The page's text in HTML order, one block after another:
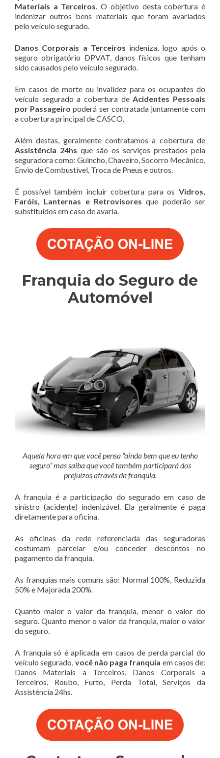
Materiais a Terceiros . O objetivo desta cobertura é
indenizar outros bens materiais que foram avariados
pelo veículo segurado.
Danos Corporais a Terceiros indeniza, logo após o
seguro obrigatório DPVAT, danos físicos que tenham
sido causados pelo veículo segurado.
Em casos de morte ou invalidez para os ocupantes do
veículo segurado a cobertura de Acidentes Pessoais
por Passageiro poderá ser contratada juntamente com
a cobertura principal de CASCO.
Além destas, geralmente contratamos a cobertura de
Assistência 24hs que são os serviços prestados pela
seguradora como: Guincho, Chaveiro, Socorro Mecânico,
Envio de Combustível, Troca de Pneus e outros.
É possível também incluir cobertura para os Vidros,
Faróis, Lanternas e Retrovisores que poderão ser
substituídos em caso de avaria.
Franquia do Seguro de
Automóvel
Aquela hora em que você pensa “ainda bem que eu tenho
seguro” mas saiba que você também participará dos
prejuízos através da franquia.
A franquia é a participação do segurado em caso de
sinistro (acidente) indenizável. Ela geralmente é paga
diretamente para oficina.
As oficinas da rede referenciada das seguradoras
costumam parcelar e/ou conceder descontos no
pagamento da franquia.
As franquias mais comuns são: Normal 100%, Reduzida
50% e Majorada 200%.
Quanto maior o valor da franquia, menor o valor do
seguro. Quanto menor o valor da franquia, maior o valor
do seguro.
A franquia só é aplicada em casos de perda parcial do
veículo segurado, você não paga franquia em casos de:
Danos Materiais a Terceiros, Danos Corporais a
Terceiros, Roubo, Furto, Perda Total, Serviços da
Assistência 24hs.